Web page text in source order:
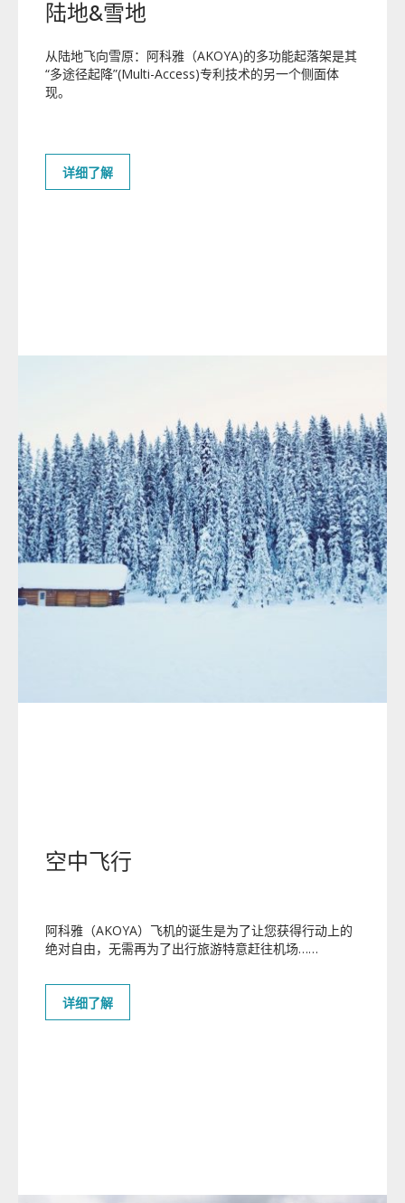
多功能性
水上飞机
游艇佳侣
陆地&雪地
空中飞行
灵活收放
飞机预定
预定您的AKOYA飞机
010-82315846
陆地&雪地
从陆地飞向雪原：阿科雅（AKOYA)的多功能起落架是其
“多途径起降”(Multi-Access)专利技术的另一个侧面体
现。
详细了解
空中飞行
阿科雅（AKOYA）飞机的诞生是为了让您获得行动上的
绝对自由，无需再为了出行旅游特意赶往机场……
详细了解